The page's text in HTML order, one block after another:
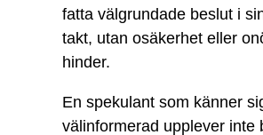
fatta välgrundade beslut i
takt, utan osäkerhet eller
hinder.
En spekulant som känner
välinformerad upplever inte